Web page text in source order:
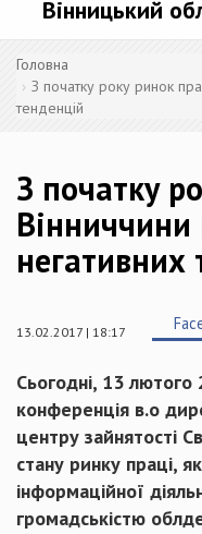
Вінницький
Головна
З початку року ринок
тенденцій
З початку
Вінниччини
негативних
13.02.2017 | 18:17
Сьогодні, 13 лютого
конференція в.о
центру зайнятості
стану ринку праці,
інформаційної
громадськістю